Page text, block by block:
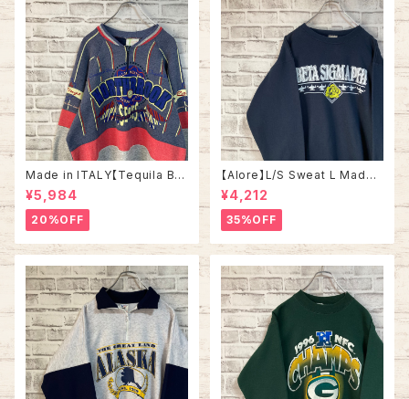
Made in ITALY【Tequila Bo
om】L/S Sweat/Trainer XL 9
0s ハーフジップスウェット トレ
ーナー マルチカラー レーシング
イタリア製 Euro ユーロ 古着
¥5,984
20%OFF
【Alore】L/S Sweat L Made i
n USA 90s 社交クラブ プロモ
ーション スウェット トレーナー
USA製 vintage ヴィンテージ
アメリカ USA 古着
¥4,212
35%OFF